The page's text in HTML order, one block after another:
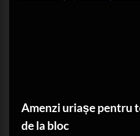
Amenzi uriașe pentru
de la bloc